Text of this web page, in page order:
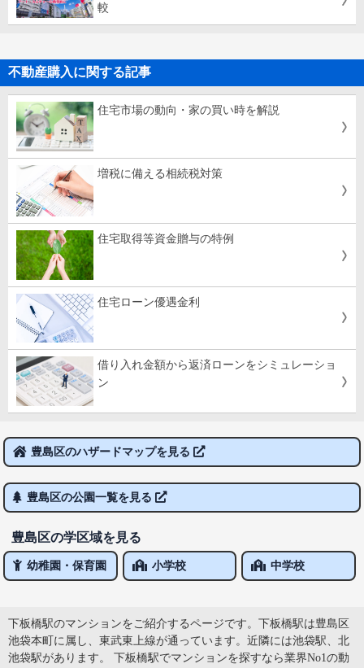
較
不動産購入に関する記事
住宅市場の動向・家の買い時を解説
増税に備える相続税対策
住宅取得等資金贈与の特例
住宅ローン優遇金利
借り入れ金額から返済ローンをシミュレーショ
ン
豊島区のハザードマップを見る
豊島区の公園一覧を見る
豊島区の学区域を見る
幼稚園・保育園 小学校 中学校
下板橋駅のマンションをご紹介するページです。下板橋駅は豊島区
池袋本町に属し、東武東上線が通っています。近隣には池袋駅、北
池袋駅があります。 下板橋駅でマンションを探すなら業界No1の動